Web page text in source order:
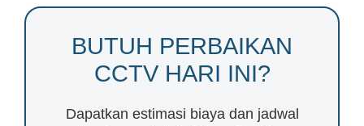
BUTUH PERBAIKAN
CCTV HARI INI?
Dapatkan estimasi biaya dan jadwal